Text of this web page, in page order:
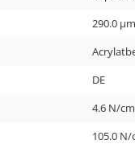
290.0 µm
DE
4.6 N/cm
105.0 N/